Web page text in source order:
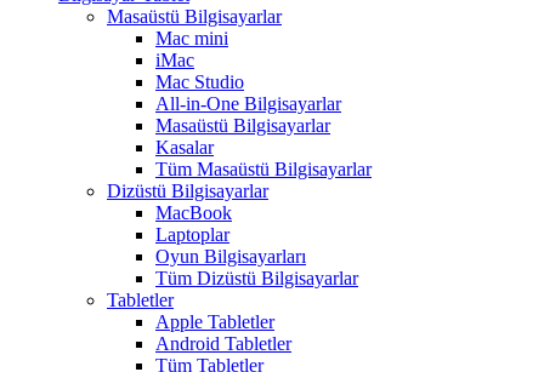
Masaüstü Bilgisayarlar
Mac mini
iMac
Mac Studio
All-in-One Bilgisayarlar
Masaüstü Bilgisayarlar
Kasalar
Tüm Masaüstü Bilgisayarlar
Dizüstü Bilgisayarlar
MacBook
Laptoplar
Oyun Bilgisayarları
Tüm Dizüstü Bilgisayarlar
Tabletler
Apple Tabletler
Android Tabletler
Tüm Tabletler